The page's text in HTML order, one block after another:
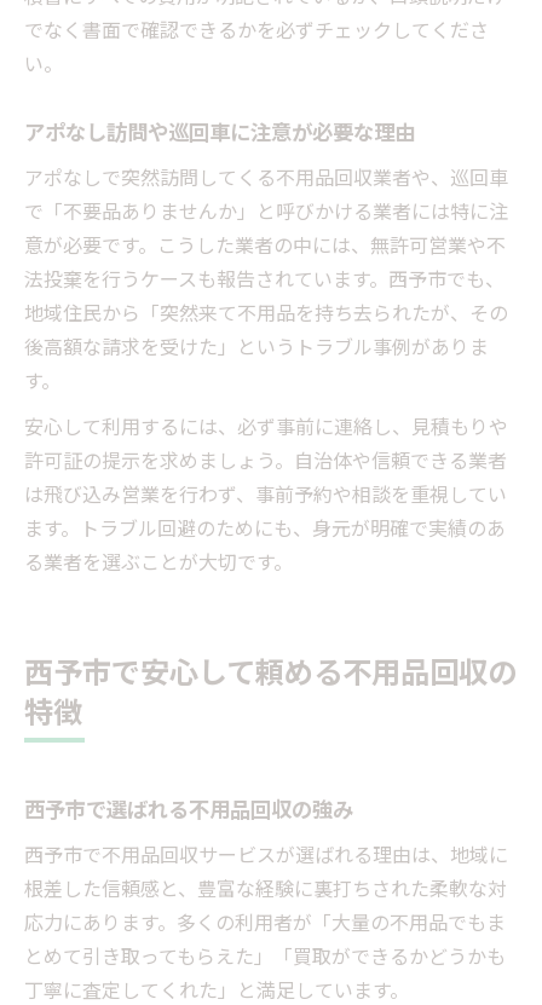
でなく書面で確認できるかを必ずチェックしてくださ
い。
アポなし訪問や巡回車に注意が必要な理由
アポなしで突然訪問してくる不用品回収業者や、巡回車
で「不要品ありませんか」と呼びかける業者には特に注
意が必要です。こうした業者の中には、無許可営業や不
法投棄を行うケースも報告されています。西予市でも、
地域住民から「突然来て不用品を持ち去られたが、その
後高額な請求を受けた」というトラブル事例がありま
す。
安心して利用するには、必ず事前に連絡し、見積もりや
許可証の提示を求めましょう。自治体や信頼できる業者
は飛び込み営業を行わず、事前予約や相談を重視してい
ます。トラブル回避のためにも、身元が明確で実績のあ
る業者を選ぶことが大切です。
西予市で安心して頼める不用品回収の
特徴
西予市で選ばれる不用品回収の強み
西予市で不用品回収サービスが選ばれる理由は、地域に
根差した信頼感と、豊富な経験に裏打ちされた柔軟な対
応力にあります。多くの利用者が「大量の不用品でもま
とめて引き取ってもらえた」「買取ができるかどうかも
丁寧に査定してくれた」と満足しています。